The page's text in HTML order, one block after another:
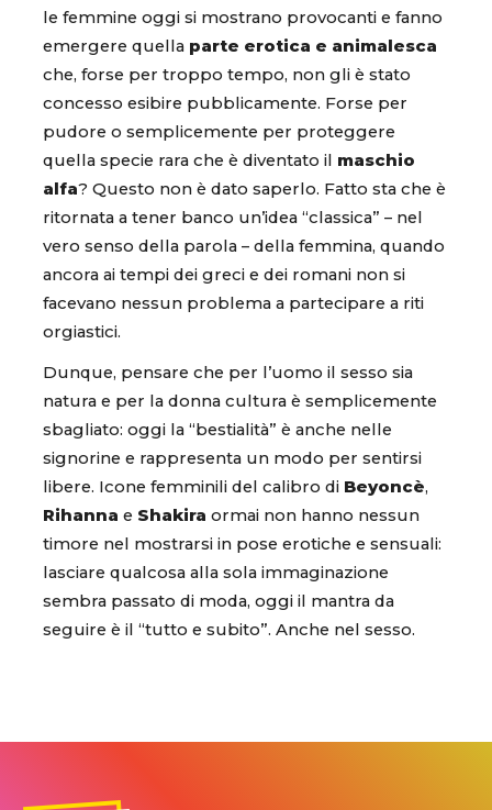
le femmine oggi si mostrano provocanti e fanno
emergere quella parte erotica e animalesca
che, forse per troppo tempo, non gli è stato
concesso esibire pubblicamente. Forse per
pudore o semplicemente per proteggere
quella specie rara che è diventato il maschio
alfa? Questo non è dato saperlo. Fatto sta che è
ritornata a tener banco un’idea “classica” – nel
vero senso della parola – della femmina, quando
ancora ai tempi dei greci e dei romani non si
facevano nessun problema a partecipare a riti
orgiastici.
Dunque, pensare che per l’uomo il sesso sia
natura e per la donna cultura è semplicemente
sbagliato: oggi la “bestialità” è anche nelle
signorine e rappresenta un modo per sentirsi
libere. Icone femminili del calibro di Beyoncè,
Rihanna e Shakira ormai non hanno nessun
timore nel mostrarsi in pose erotiche e sensuali:
lasciare qualcosa alla sola immaginazione
sembra passato di moda, oggi il mantra da
seguire è il “tutto e subito”. Anche nel sesso.